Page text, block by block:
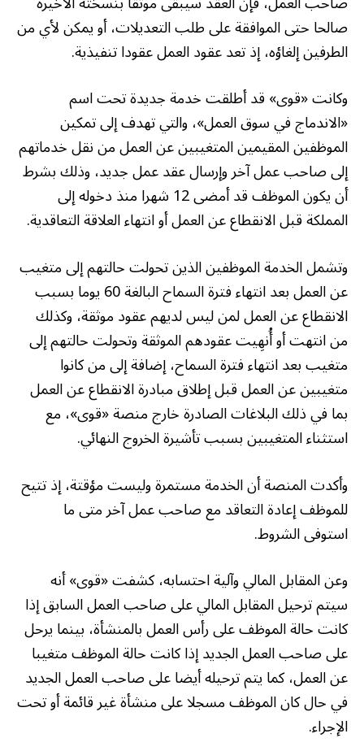
صالحا حتى الموافقة على طلب التعديلات، أو يمكن لأي من
الطرفين إلغاؤه، إذ تعد عقود العمل عقودا تنفيذية.
وكانت «قوى» قد أطلقت خدمة جديدة تحت اسم
«الاندماج في سوق العمل»، والتي تهدف إلى تمكين
الموظفين المقيمين المتغيبين عن العمل من نقل خدماتهم
إلى صاحب عمل آخر وإرسال عقد عمل جديد، وذلك بشرط
أن يكون الموظف قد أمضى 12 شهرا منذ دخوله إلى
المملكة قبل الانقطاع عن العمل أو انتهاء العلاقة التعاقدية.
وتشمل الخدمة الموظفين الذين تحولت حالتهم إلى متغيب
عن العمل بعد انتهاء فترة السماح البالغة 60 يوما بسبب
الانقطاع عن العمل لمن ليس لديهم عقود موثقة، وكذلك
من انتهت أو أُنهِيت عقودهم الموثقة وتحولت حالتهم إلى
متغيب بعد انتهاء فترة السماح، إضافة إلى من كانوا
متغيبين عن العمل قبل إطلاق مبادرة الانقطاع عن العمل
بما في ذلك البلاغات الصادرة خارج منصة «قوى»، مع
استثناء المتغيبين بسبب تأشيرة الخروج النهائي.
وأكدت المنصة أن الخدمة مستمرة وليست مؤقتة، إذ تتيح
للموظف إعادة التعاقد مع صاحب عمل آخر متى ما
استوفى الشروط.
وعن المقابل المالي وآلية احتسابه، كشفت «قوى» أنه
سيتم ترحيل المقابل المالي على صاحب العمل السابق إذا
كانت حالة الموظف على رأس العمل بالمنشأة، بينما يرحل
على صاحب العمل الجديد إذا كانت حالة الموظف متغيبا
عن العمل، كما يتم ترحيله أيضا على صاحب العمل الجديد
في حال كان الموظف مسجلا على منشأة غير قائمة أو تحت
الإجراء.